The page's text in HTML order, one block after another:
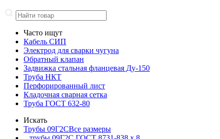
Часто ищут
Кабель СИП
Электрод для сварки чугуна
Обратный клапан
Задвижка стальная фланцевая Ду-150
Труба НКТ
Перфорированный лист
Кладочная сварная сетка
Труба ГОСТ 632-80
Искать
Трубы 09Г2СВсе размеры